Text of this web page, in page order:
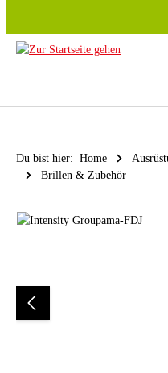
Du bist hier: Home
Brillen & Zubehör
Bildergalerie überspringen